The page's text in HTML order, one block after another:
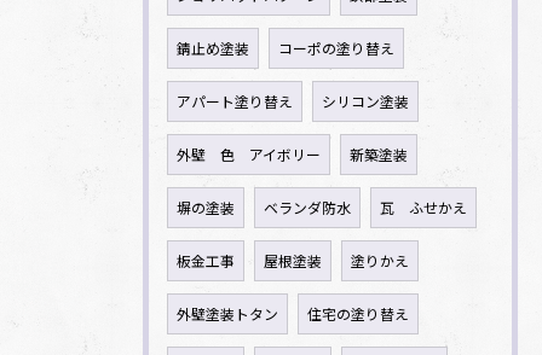
錆止め塗装 コーポの塗り替え
アパート塗り替え シリコン塗装
外壁 色 アイボリー 新築塗装
塀の塗装 ベランダ防水 瓦 ふせかえ
板金工事 屋根塗装 塗りかえ
外壁塗装トタン 住宅の塗り替え